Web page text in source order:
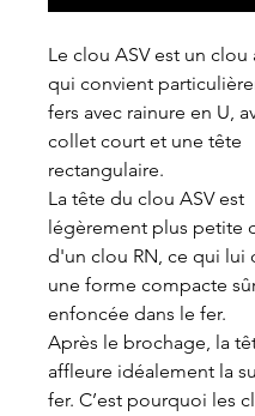
Le clou ASV est un clou
qui convient
fers avec rainure en U,
collet court et une tête
rectangulaire.
La tête du clou ASV est
légèrement plus petite
d'un clou RN, ce qui lui
une forme compacte
enfoncée dans le fer.
Après le brochage, la
affleure idéalement la
fer. C’est pourquoi les